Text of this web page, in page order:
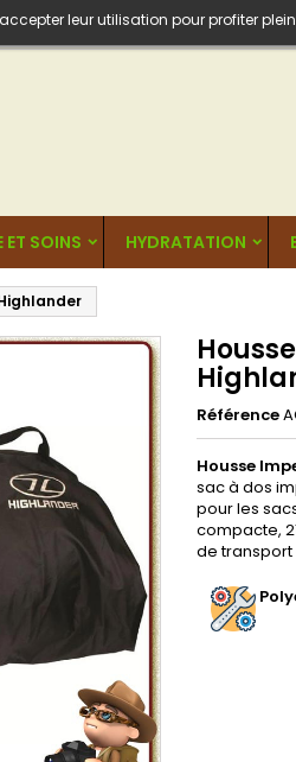
leur utilisation pour profiter
ET SOINS HYDRATATION
Référence
Housse
sac à dos
pour les
compacte,
de transport